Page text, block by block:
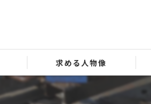
求める人物像